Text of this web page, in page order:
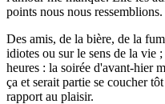
points nous nous ressemblions.
Des amis, de la bière, de la
idiotes ou sur le sens de la vie
heures : la soirée d'avant-hier
ça et serait partie se coucher
rapport au plaisir.